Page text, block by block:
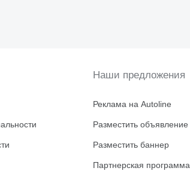
Наши предложения
Реклама на Autoline
Разместить объявление
Разместить баннер
Партнерская программа